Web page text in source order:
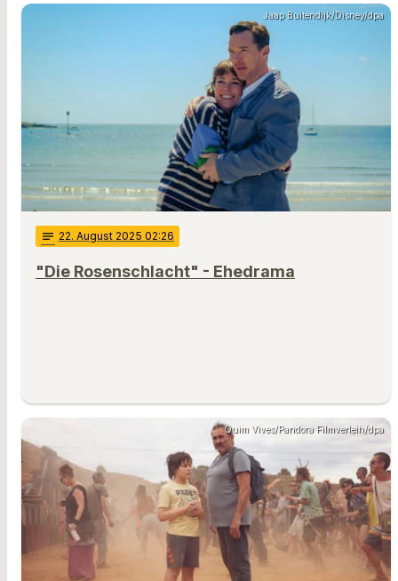
Jaap Buitendijk/Disney/dpa
notes 22. August 2025 02:26
"Die Rosenschlacht" - Ehedrama
Quim Vives/Pandora Filmverleih/dpa